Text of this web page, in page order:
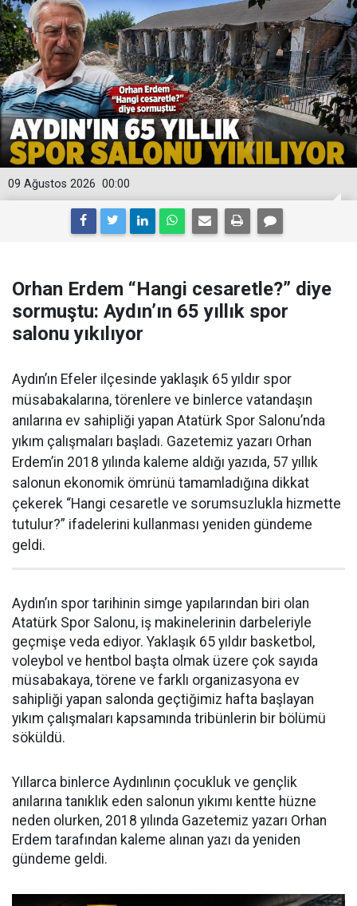
00:00
09 Ağustos 2026
Orhan Erdem “Hangi cesaretle?” diye
sormuştu: Aydın’ın 65 yıllık spor
salonu yıkılıyor
Aydın’ın Efeler ilçesinde yaklaşık 65 yıldır spor
müsabakalarına, törenlere ve binlerce vatandaşın
anılarına ev sahipliği yapan Atatürk Spor Salonu’nda
yıkım çalışmaları başladı. Gazetemiz yazarı Orhan
Erdem’in 2018 yılında kaleme aldığı yazıda, 57 yıllık
salonun ekonomik ömrünü tamamladığına dikkat
çekerek “Hangi cesaretle ve sorumsuzlukla hizmette
tutulur?” ifadelerini kullanması yeniden gündeme
geldi.
Aydın’ın spor tarihinin simge yapılarından biri olan
Atatürk Spor Salonu, iş makinelerinin darbeleriyle
geçmişe veda ediyor. Yaklaşık 65 yıldır basketbol,
voleybol ve hentbol başta olmak üzere çok sayıda
müsabakaya, törene ve farklı organizasyona ev
sahipliği yapan salonda geçtiğimiz hafta başlayan
yıkım çalışmaları kapsamında tribünlerin bir bölümü
söküldü.
Yıllarca binlerce Aydınlının çocukluk ve gençlik
anılarına tanıklık eden salonun yıkımı kentte hüzne
neden olurken, 2018 yılında Gazetemiz yazarı Orhan
Erdem tarafından kaleme alınan yazı da yeniden
gündeme geldi.